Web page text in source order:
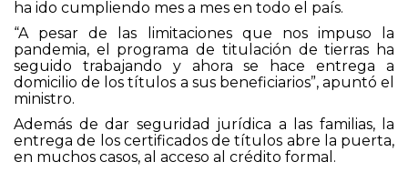
ha ido cumpliendo mes a mes en todo el país.
“A pesar de las limitaciones que nos impuso la
pandemia, el programa de titulación de tierras ha
seguido trabajando y ahora se hace entrega a
domicilio de los títulos a sus beneficiarios”, apuntó el
ministro.
Además de dar seguridad jurídica a las familias, la
entrega de los certificados de títulos abre la puerta,
en muchos casos, al acceso al crédito formal.